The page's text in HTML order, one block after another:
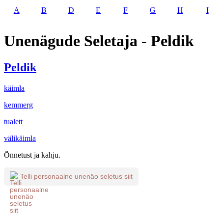
A B D E F G H I
Unenägude Seletaja - Peldik
Peldik
käimla
kemmerg
tualett
välikäimla
Õnnetust ja kahju.
Telli personaalne unenäo seletus siit